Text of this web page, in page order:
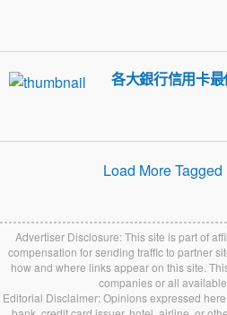
各大銀行信用卡
Load More
Advertiser Disclosure: This site is part of
compensation for sending traffic to partner
how and where links appear on this site.
companies or all
Editorial Disclaimer: Opinions expressed